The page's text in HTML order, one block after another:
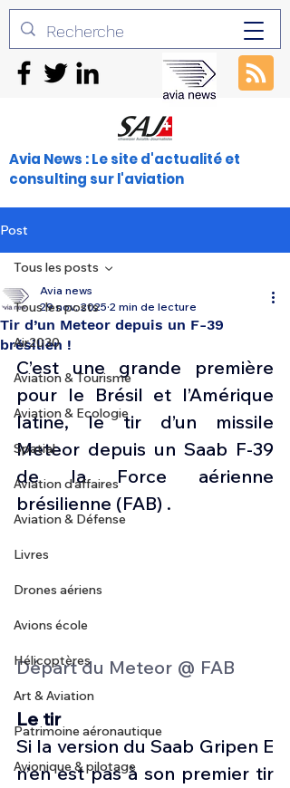
Avia News : Le site d'actualité et
consulting sur l'aviation
Post
Tous les posts
Air2030
Aviation & Tourisme
Aviation & Ecologie
Spatial
Aviation d'affaires
Aviation & Défense
Livres
Drones aériens
Avions école
Hélicoptères
Art & Aviation
Patrimoine aéronautique
Avionique & pilotage
Tous les posts
Tir d’un Meteor depuis un F-39
brésilien !
Avia news
29 nov. 2025 2 min de lecture
C’est une grande première
pour le Brésil et l’Amérique
latine, le tir d’un missile
Meteor depuis un Saab F-39
de la Force aérienne
brésilienne (FAB) .
Départ du Meteor @ FAB
Le tir
Si la version du Saab Gripen E
n’en est pas à son premier tir